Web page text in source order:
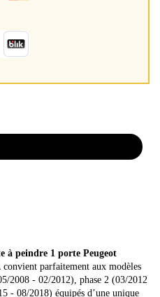
à peindre 1 porte Peugeot
convient parfaitement aux modèles
2008 - 02/2012), phase 2 (03/2012
- 08/2018) équipés d’une unique